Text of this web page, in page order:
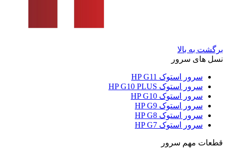
برگشت به بالا
نسل های سرور
سرور استوک HP G11
سرور استوک HP G10 PLUS
سرور استوک HP G10
سرور استوک HP G9
سرور استوک HP G8
سرور استوک HP G7
قطعات مهم سرور